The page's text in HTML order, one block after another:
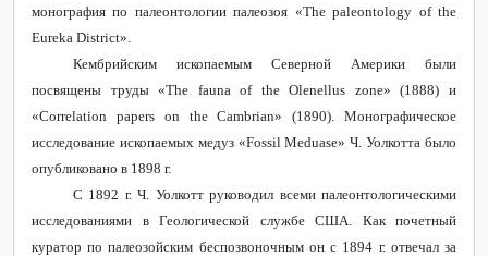
монография по палеонтологии палеозоя «Thepaleontology of the
Eureka District».
Кембрийским ископаемым Северной Америки были
посвящены труды «The fauna of the Olenellus zone» (1888) и
«Correlation papers on the Cambrian» (1890). Монографическое
исследование ископаемых медуз «Fossil Meduase» Ч. Уолкотта было
опубликовано в 1898 г.
С 1892 г. Ч. Уолкотт руководил всеми палеонтологическими
исследованиями в Геологической службе США. Как почетный
куратор по палеозойским беспозвоночным он с 1894 г. отвечал за